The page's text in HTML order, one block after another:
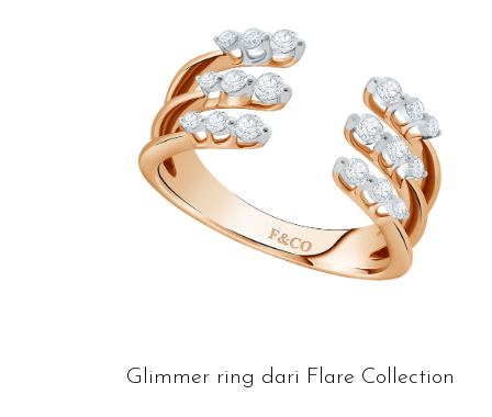
Glimmer ring dari Flare Collection